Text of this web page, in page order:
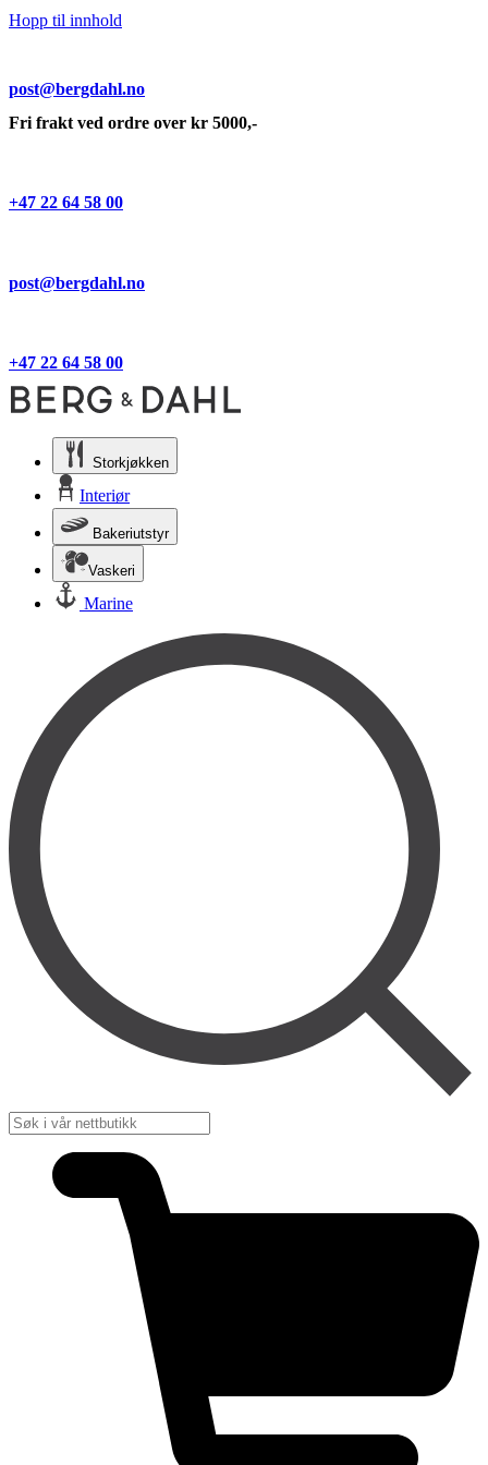
Hopp til innhold
post@bergdahl.no
Fri frakt ved ordre over kr 5000,-
+47 22 64 58 00
post@bergdahl.no
+47 22 64 58 00
Storkjøkken
Interiør
Bakeriutstyr
Vaskeri
Marine